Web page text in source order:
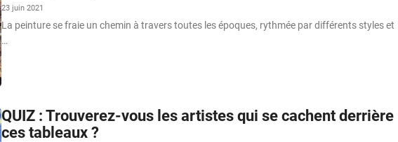
23 juin 2021
La peinture se fraie un chemin à travers toutes les époques, rythmée par différents styles et
…
QUIZ : Trouverez-vous les artistes qui se cachent derrière
ces tableaux ?